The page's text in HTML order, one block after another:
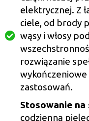
elektrycznej. Z
ciele, od brody
wąsy i włosy
rozwiązanie
zastosowań.
Stosowanie na
codzienną